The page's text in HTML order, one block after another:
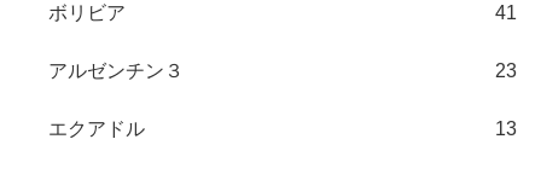
ボリビア 41
アルゼンチン３ 23
エクアドル 13